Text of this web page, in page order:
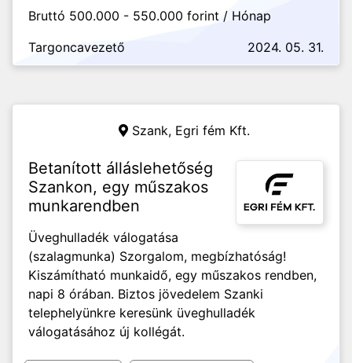
Bruttó 500.000 - 550.000 forint / Hónap
Targoncavezető
2024. 05. 31.
Szank, Egri fém Kft.
Betanított álláslehetőség
Szankon, egy műszakos
munkarendben
Üveghulladék válogatása
(szalagmunka) Szorgalom, megbízhatóság!
Kiszámítható munkaidő, egy műszakos rendben,
napi 8 órában. Biztos jövedelem Szanki
telephelyünkre keresünk üveghulladék
válogatásához új kollégát.